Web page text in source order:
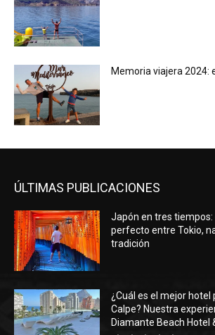
Memoria viajera 2024:
ÚLTIMAS PUBLICACIONES
Japón en tres tiempos:
perfecto entre Tokio,
tradición
¿Cuál es el mejor hotel
Calpe? Nuestra
Diamante Beach Hotel